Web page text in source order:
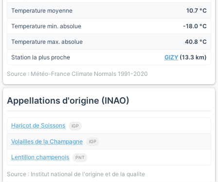
Temperature moyenne 10.7 °C
Temperature min. absolue -18.0 °C
Temperature max. absolue 40.8 °C
Station la plus proche GIZY (13.3 km)
Source : Météo-France Climate Normals 1991-2020
Appellations d'origine (INAO)
Haricot de Soissons IGP
Volailles de la Champagne IGP
Lentillon champenois PNT
Source : Institut national de l'origine et de la qualite